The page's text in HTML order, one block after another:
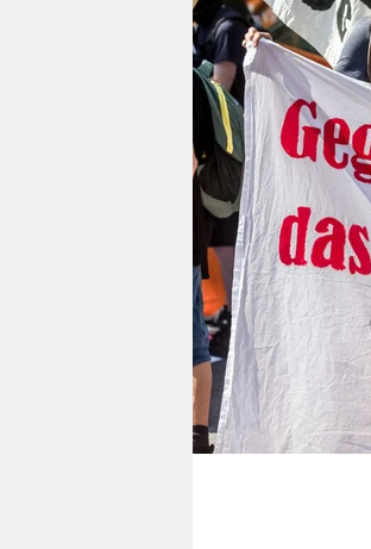
nord
wahrheit
verlag
verlag
veranstaltungen
shop
fragen & hilfe
unterstützen
abo
genossenschaft